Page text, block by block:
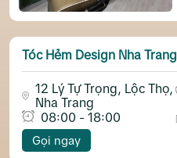
Tóc Hẻm Design Nha Trang
12 Lý Tự Trọng, Lộc Thọ,
Nha Trang
08:00 - 18:00
Gọi ngay